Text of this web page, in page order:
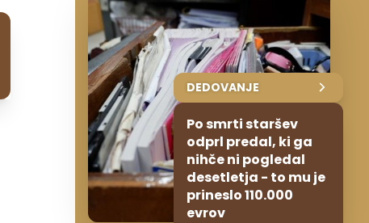
DEDOVANJE
Po smrti staršev
odprl predal, ki ga
nihče ni pogledal
desetletja - to mu je
prineslo 110.000
evrov